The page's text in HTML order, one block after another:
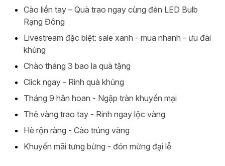
Cào liền tay – Quà trao ngay cùng đèn LED Bulb
Rạng Đông
Livestream đặc biệt: sale xanh - mua nhanh - ưu đãi
khủng
Chào tháng 3 bao la quà tặng
Click ngay - Rinh quà khủng
Tháng 9 hân hoan - Ngập tràn khuyến mại
Thẻ vàng trao tay - Rinh ngay lộc vàng
Hè rộn ràng - Cào trúng vàng
Khuyến mãi tưng bừng - đón mừng đại lễ